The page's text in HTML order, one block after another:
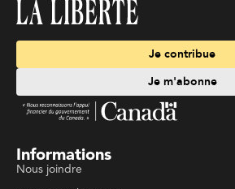
Je contribue
Je m'abonne
Informations
Nous joindre